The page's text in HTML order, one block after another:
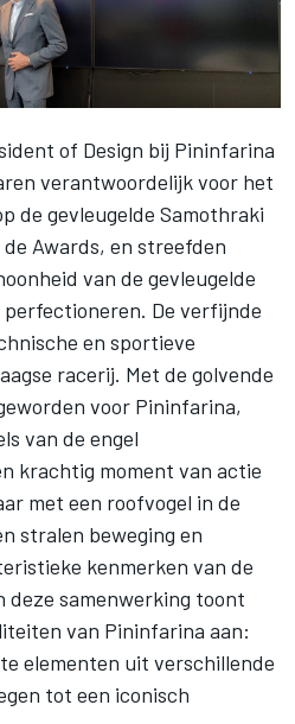
of Design bij Pininfarina
verantwoordelijk voor het
de gevleugelde Samothraki
Awards, en streefden
van de gevleugelde
De verfijnde
en sportieve
racerij. Met de golvende
voor Pininfarina,
van de engel
krachtig moment van actie
met een roofvogel in de
stralen beweging en
kenmerken van de
deze samenwerking toont
van Pininfarina aan:
elementen uit verschillende
tot een iconisch